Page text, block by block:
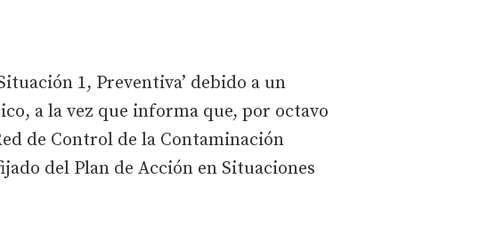
1, Preventiva’ debido a un
a la vez que informa que, por octavo
de Control de la Contaminación
del Plan de Acción en Situaciones